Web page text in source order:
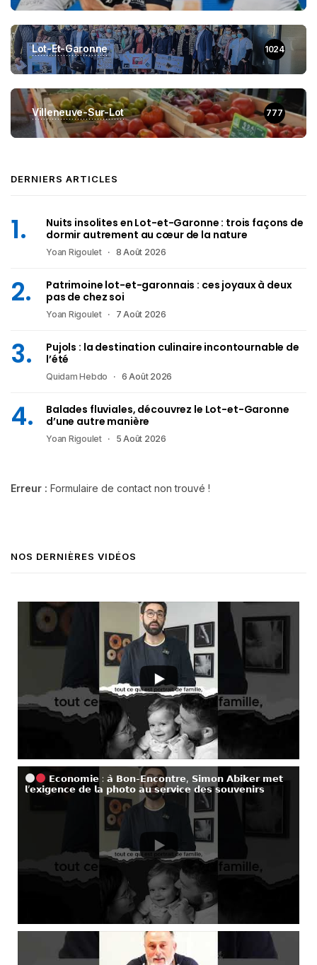
Lot-Et-Garonne 1024
Villeneuve-Sur-Lot 777
DERNIERS ARTICLES
Nuits insolites en Lot-et-Garonne : trois façons de
dormir autrement au cœur de la nature
Yoan Rigoulet 8 Août 2026
Patrimoine lot-et-garonnais : ces joyaux à deux
pas de chez soi
Yoan Rigoulet 7 Août 2026
Pujols : la destination culinaire incontournable de
l’été
Quidam Hebdo 6 Août 2026
Balades fluviales, découvrez le Lot-et-Garonne
d’une autre manière
Yoan Rigoulet 5 Août 2026
Erreur : Formulaire de contact non trouvé !
NOS DERNIÈRES VIDÉOS
𝗘𝗰𝗼𝗻𝗼𝗺𝗶𝗲 : 𝗮̀ 𝗕𝗼𝗻-𝗘𝗻𝗰𝗼𝗻𝘁𝗿𝗲, 𝗦𝗶𝗺𝗼𝗻 𝗔𝗯𝗶𝗸𝗲𝗿 𝗺𝗲𝘁
𝗹’𝗲𝘅𝗶𝗴𝗲𝗻𝗰𝗲 𝗱𝗲 𝗹𝗮 𝗽𝗵𝗼𝘁𝗼 𝗮𝘂 𝘀𝗲𝗿𝘃𝗶𝗰𝗲 𝗱𝗲𝘀 𝘀𝗼𝘂𝘃𝗲𝗻𝗶𝗿𝘀